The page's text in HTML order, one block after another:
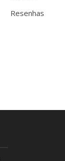
Resenhas